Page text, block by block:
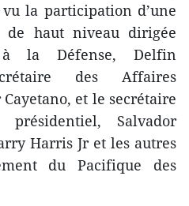
la participation d’une
de haut niveau dirigée
la Défense, Delfin
des Affaires
et le secrétaire
Salvador
Harris Jr et les autres
du Pacifique des